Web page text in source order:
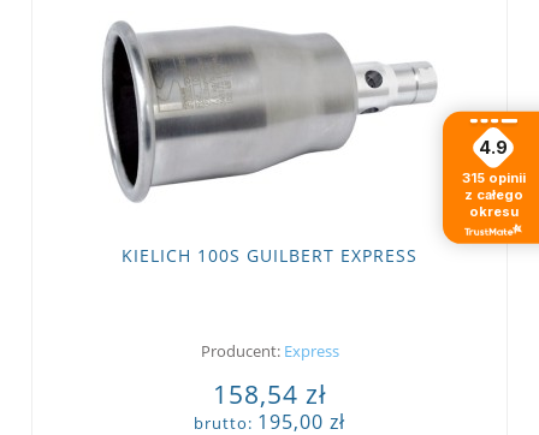
KIELICH 100S GUILBERT EXPRESS
Producent: Express
158,54 zł
brutto: 195,00 zł
4.9
315 opinii
z całego
okresu